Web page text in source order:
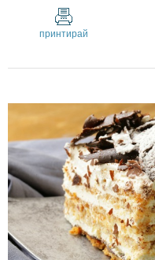
принтирай